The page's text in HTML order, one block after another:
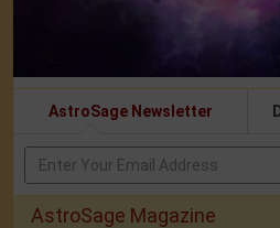
AstroSage Newsletter
AstroSage Magazine